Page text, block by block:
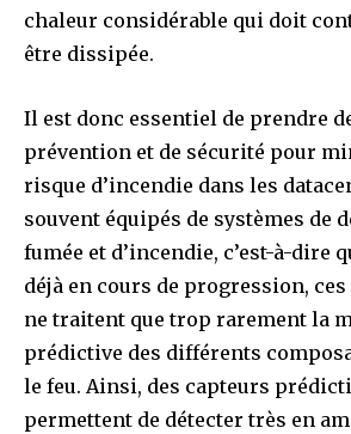
chaleur considérable qui doit
être dissipée.
Il est donc essentiel de prendre
prévention et de sécurité pour
risque d’incendie dans les
souvent équipés de systèmes de
fumée et d’incendie, c’est-à-dire
déjà en cours de progression,
ne traitent que trop rarement la
prédictive des différents
le feu. Ainsi, des capteurs
permettent de détecter très en